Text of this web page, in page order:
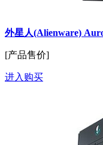
外星人(Alienware)
[产品售价]
进入购买